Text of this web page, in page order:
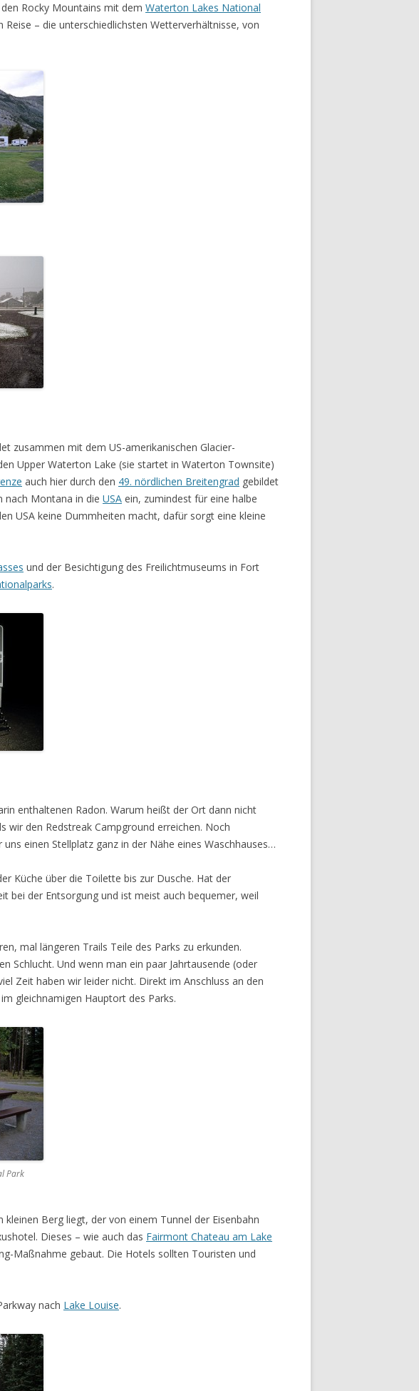
Rocky Mountains mit dem Waterton Lakes National
– die unterschiedlichsten Wetterverhältnisse, von
zusammen mit dem US-amerikanischen Glacier-
Upper Waterton Lake (sie startet in Waterton Townsite)
auch hier durch den 49. nördlichen Breitengrad gebildet
nach Montana in die USA ein, zumindest für eine halbe
USA keine Dummheiten macht, dafür sorgt eine kleine
und der Besichtigung des Freilichtmuseums in Fort
.
enthaltenen Radon. Warum heißt der Ort dann nicht
wir den Redstreak Campground erreichen. Noch
einen Stellplatz ganz in der Nähe eines Waschhauses…
Küche über die Toilette bis zur Dusche. Hat der
bei der Entsorgung und ist meist auch bequemer, weil
mal längeren Trails Teile des Parks zu erkunden.
Schlucht. Und wenn man ein paar Jahrtausende (oder
Zeit haben wir leider nicht. Direkt im Anschluss an den
gleichnamigen Hauptort des Parks.
Park
Berg liegt, der von einem Tunnel der Eisenbahn
Dieses – wie auch das Fairmont Chateau am Lake
Maßnahme gebaut. Die Hotels sollten Touristen und
nach Lake Louise.